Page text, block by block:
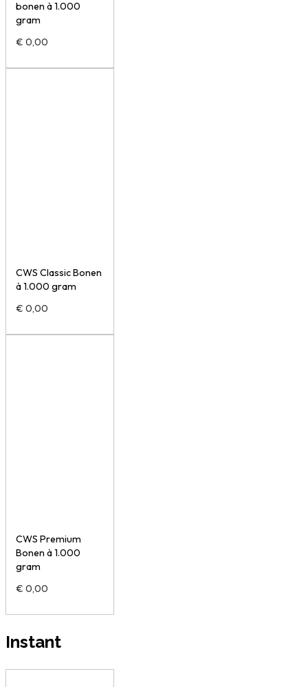
bonen à 1.000
gram
€ 0,00
CWS Classic Bonen
à 1.000 gram
€ 0,00
CWS Premium
Bonen à 1.000
gram
€ 0,00
Instant